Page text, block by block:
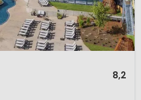
8,2